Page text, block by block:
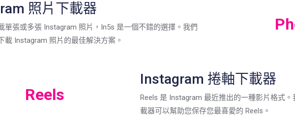
照片下載器
單張或多張 Instagram 照片，In5s 是一個不錯的選擇。我們
載 Instagram 照片的最佳解決方案。
Reels
Instagram 捲軸下載器
Reels 是 Instagram 最近推出的一種影片格式
載器可以幫助您保存您最喜愛的 Reels。